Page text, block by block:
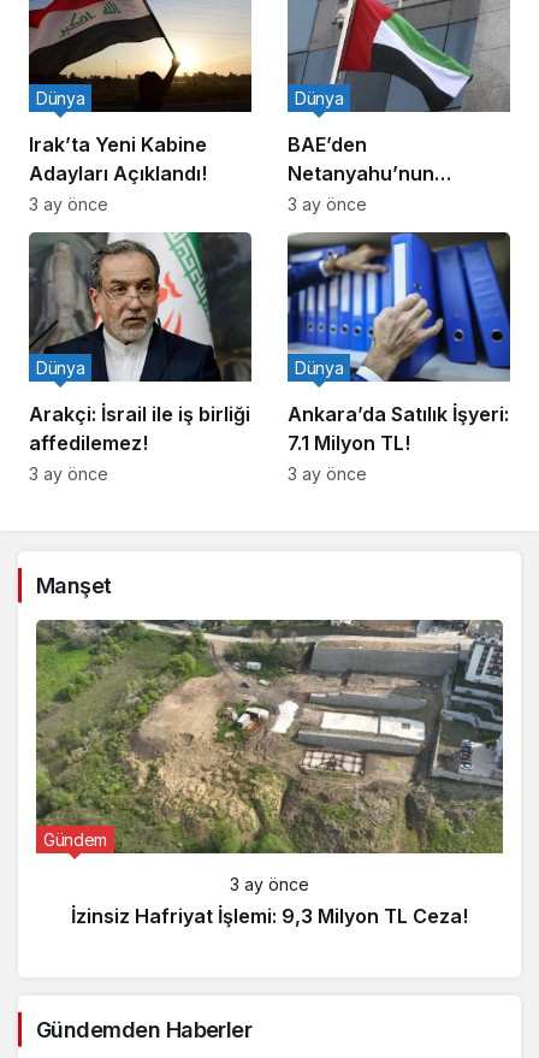
Irak’ta Yeni Kabine
Adayları Açıklandı!
Dünya
3 ay önce
BAE’den
Netanyahu’nun
Ziyareti İddiasına
Yalanlama
Dünya
3 ay önce
Arakçi: İsrail ile iş birliği
affedilemez!
Dünya
3 ay önce
Ankara’da Satılık İşyeri:
7.1 Milyon TL!
Dünya
3 ay önce
Manşet
Gündem
3 ay önce
İzinsiz Hafriyat İşlemi: 9,3 Milyon TL Ceza!
Gündemden Haberler